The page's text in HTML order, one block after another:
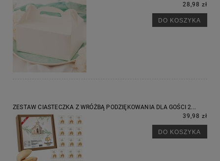
28,98 zł
DO KOSZYKA
ZESTAW CIASTECZKA Z WRÓŻBĄ PODZIĘKOWANIA DLA GOŚCI 2...
39,98 zł
DO KOSZYKA